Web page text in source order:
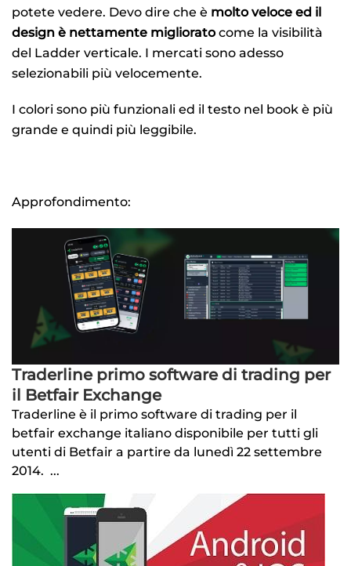
potete vedere. Devo dire che è molto veloce ed il
design è nettamente miglioratocome la visibilità
del Ladder verticale. I mercati sono adesso
selezionabili più velocemente.
I colori sono più funzionali ed il testo nel book è più
grande e quindi più leggibile.
Approfondimento:
Traderline primo software di trading per
il Betfair Exchange
Traderline è il primo software di trading per il
betfair exchange italiano disponibile per tutti gli
utenti di Betfair a partire da lunedì 22 settembre
2014. ...